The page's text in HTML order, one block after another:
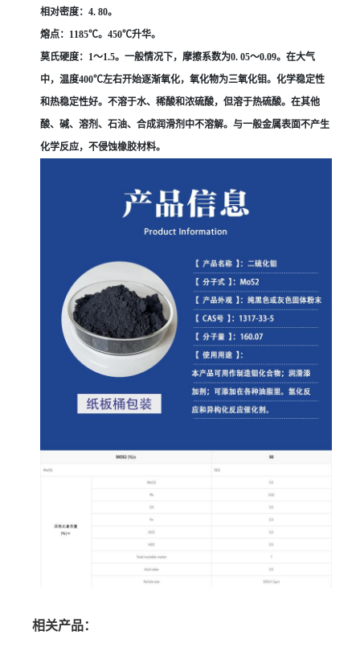
相对密度：4. 80。
熔点：1185℃。450℃升华。
莫氏硬度：1～1.5。一般情况下，摩擦系数为0. 05～0.09。在大气
中，温度400℃左右开始逐渐氧化，氧化物为三氧化钼。化学稳定性
和热稳定性好。不溶于水、稀酸和浓硫酸，但溶于热硫酸。在其他
酸、碱、溶剂、石油、合成润滑剂中不溶解。与一般金属表面不产生
化学反应，不侵蚀橡胶材料。
相关产品：